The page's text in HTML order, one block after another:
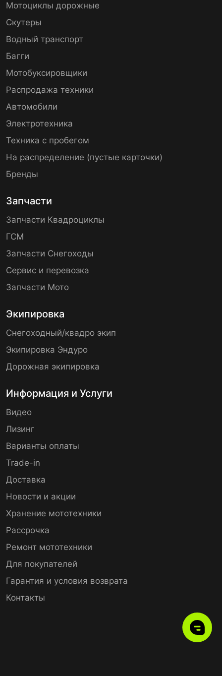
Мотоциклы дорожные
Скутеры
Водный транспорт
Багги
Мотобуксировщики
Распродажа техники
Автомобили
Электротехника
Техника с пробегом
На распределение (пустые карточки)
Бренды
Запчасти
Запчасти Квадроциклы
ГСМ
Запчасти Снегоходы
Сервис и перевозка
Запчасти Мото
Экипировка
Снегоходный/квадро экип
Экипировка Эндуро
Дорожная экипировка
Информация и Услуги
Видео
Лизинг
Варианты оплаты
Trade-in
Доставка
Новости и акции
Хранение мототехники
Рассрочка
Ремонт мототехники
Для покупателей
Гарантия и условия возврата
Контакты